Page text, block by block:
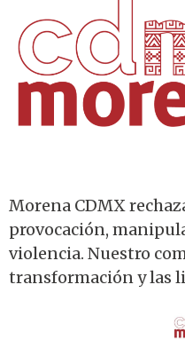
Morena CDMX
provocación,
violencia. Nuestro
transformación y las